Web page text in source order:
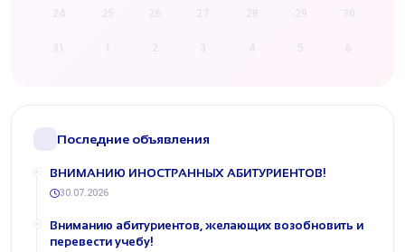
29 30
4 5 6
Последние объявления
ВНИМАНИЮ ИНОСТРАННЫХ АБИТУРИЕНТОВ!
30.07.2026
​Вниманию абитуриентов, желающих возобновить и
перевести учебу!